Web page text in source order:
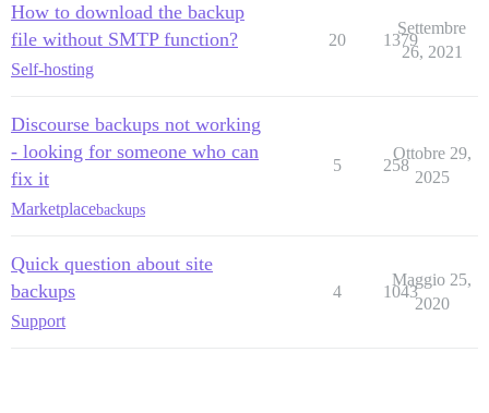
How to download the backup
file without SMTP function?
Self-hosting
20 1379
Settembre
26, 2021
Discourse backups not working
- looking for someone who can
fix it
Marketplacebackups
5 258
Ottobre 29,
2025
Quick question about site
backups
Support
4 1043
Maggio 25,
2020